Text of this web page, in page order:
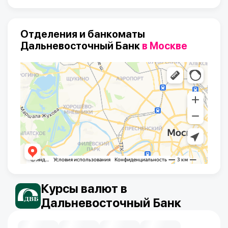
Отделения и банкоматы
Дальневосточный Банк в Москве
Курсы валют в
Дальневосточный Банк